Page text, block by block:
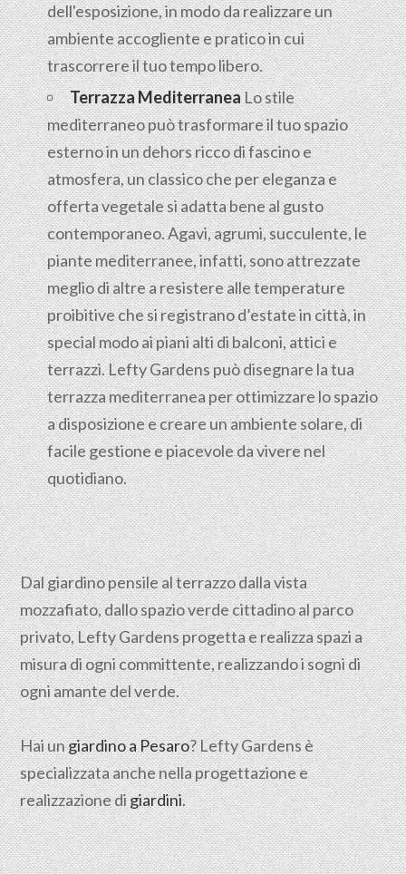
dell'esposizione, in modo da realizzare un
ambiente accogliente e pratico in cui
trascorrere il tuo tempo libero.
Terrazza MediterraneaLo stile
mediterraneo può trasformare il tuo spazio
esterno in un dehors ricco di fascino e
atmosfera, un classico che per eleganza e
offerta vegetale si adatta bene al gusto
contemporaneo. Agavi, agrumi, succulente, le
piante mediterranee, infatti, sono attrezzate
meglio di altre a resistere alle temperature
proibitive che si registrano d’estate in città, in
special modo ai piani alti di balconi, attici e
terrazzi. Lefty Gardens può disegnare la tua
terrazza mediterranea per ottimizzare lo spazio
a disposizione e creare un ambiente solare, di
facile gestione e piacevole da vivere nel
quotidiano.
Dal giardino pensile al terrazzo dalla vista
mozzafiato, dallo spazio verde cittadino al parco
privato, Lefty Gardens progetta e realizza spazi a
misura di ogni committente, realizzando i sogni di
ogni amante del verde.
Hai ungiardino a Pesaro? Lefty Gardens è
specializzata anche nella progettazione e
realizzazione digiardini.